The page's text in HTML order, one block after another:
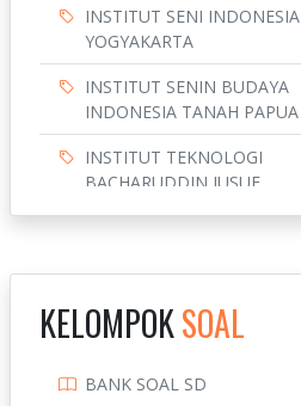
INSTITUT SENI INDONESIA
YOGYAKARTA
INSTITUT SENIN BUDAYA
INDONESIA TANAH PAPUA
INSTITUT TEKNOLOGI
BACHARUDDIN JUSUF
BANDUNG
INSTITUT TEKNOLOGI
INSTITUT TEKNOLOGI
KELOMPOKSOAL
BANK SOAL SD